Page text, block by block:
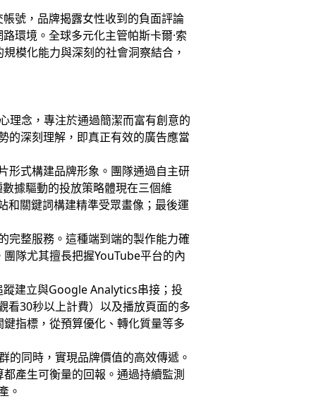
號，品牌揭露女性收到的負面評論
環境。全球多元化主管帕斯卡爾·索
模化能力與深刻的社會洞察結合，
理念，專注於通過簡潔而富有創意的
的深刻理解，即真正有效的廣告應當
形式構建品牌形象。團隊通過自主研
據驅動的投放策略體現在三個維
關鍵詞構建精準受眾畫像；最後運
完整服務。這種端到端的製作能力確
隊尤其擅長把握YouTube平台的內
建立與Google Analytics串接；投
看30秒以上計費）以及播放頁面的多
指標，從預算優化、轉化質量等多
的同時，實現品牌價值的高效傳遞。
產生可衡量的回報。通過持續監測
。